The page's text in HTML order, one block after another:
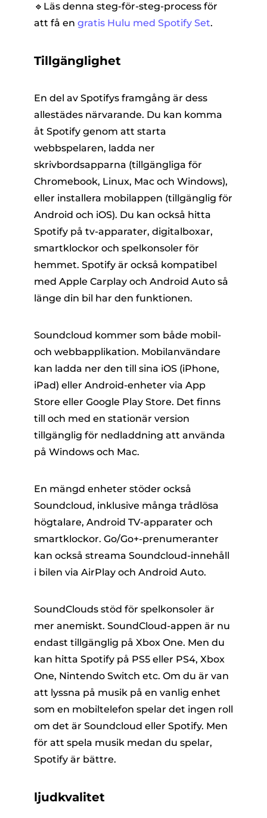
🔹Läs denna steg-för-steg-process för
att få en gratis Hulu med Spotify Set.
Tillgänglighet
En del av Spotifys framgång är dess
allestädes närvarande. Du kan komma
åt Spotify genom att starta
webbspelaren, ladda ner
skrivbordsapparna (tillgängliga för
Chromebook, Linux, Mac och Windows),
eller installera mobilappen (tillgänglig för
Android och iOS). Du kan också hitta
Spotify på tv-apparater, digitalboxar,
smartklockor och spelkonsoler för
hemmet. Spotify är också kompatibel
med Apple Carplay och Android Auto så
länge din bil har den funktionen.
Soundcloud kommer som både mobil-
och webbapplikation. Mobilanvändare
kan ladda ner den till sina iOS (iPhone,
iPad) eller Android-enheter via App
Store eller Google Play Store. Det finns
till och med en stationär version
tillgänglig för nedladdning att använda
på Windows och Mac.
En mängd enheter stöder också
Soundcloud, inklusive många trådlösa
högtalare, Android TV-apparater och
smartklockor. Go/Go+-prenumeranter
kan också streama Soundcloud-innehåll
i bilen via AirPlay och Android Auto.
SoundClouds stöd för spelkonsoler är
mer anemiskt. SoundCloud-appen är nu
endast tillgänglig på Xbox One. Men du
kan hitta Spotify på PS5 eller PS4, Xbox
One, Nintendo Switch etc. Om du är van
att lyssna på musik på en vanlig enhet
som en mobiltelefon spelar det ingen roll
om det är Soundcloud eller Spotify. Men
för att spela musik medan du spelar,
Spotify är bättre.
ljudkvalitet